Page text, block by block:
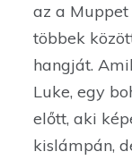
az a
többek
hangját.
Luke, egy
előtt, aki
kislámpán,